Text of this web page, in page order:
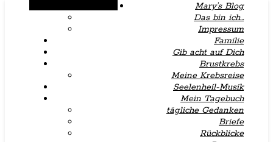
Mary’s Blog
Das bin ich…
Impressum
Familie
Gib acht auf Dich
Brustkrebs
Meine Krebsreise
Seelenheil-Musik
Mein Tagebuch
tägliche Gedanken
Briefe
Rückblicke